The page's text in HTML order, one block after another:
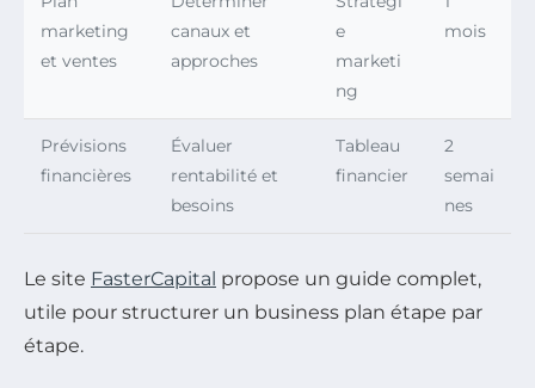
marketing
et ventes
canaux et
approches
e
marketi
ng
mois
Prévisions
financières
Évaluer
rentabilité et
besoins
Tableau
financier
2
semai
nes
Le site FasterCapital propose un guide complet,
utile pour structurer un business plan étape par
étape.